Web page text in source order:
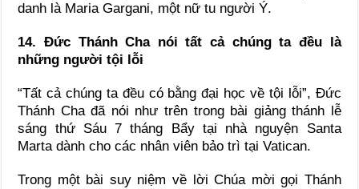
danh là Maria Gargani, một nữ tu người Ý.
14. Đức Thánh Cha nói tất cả chúng ta đều là
những người tội lỗi
“Tất cả chúng ta đều có bằng đại học về tội lỗi”, Đức
Thánh Cha đã nói như trên trong bài giảng thánh lễ
sáng thứ Sáu 7 tháng Bẩy tại nhà nguyện Santa
Marta dành cho các nhân viên bảo trì tại Vatican.
Trong một bài suy niệm về lời Chúa mời gọi Thánh